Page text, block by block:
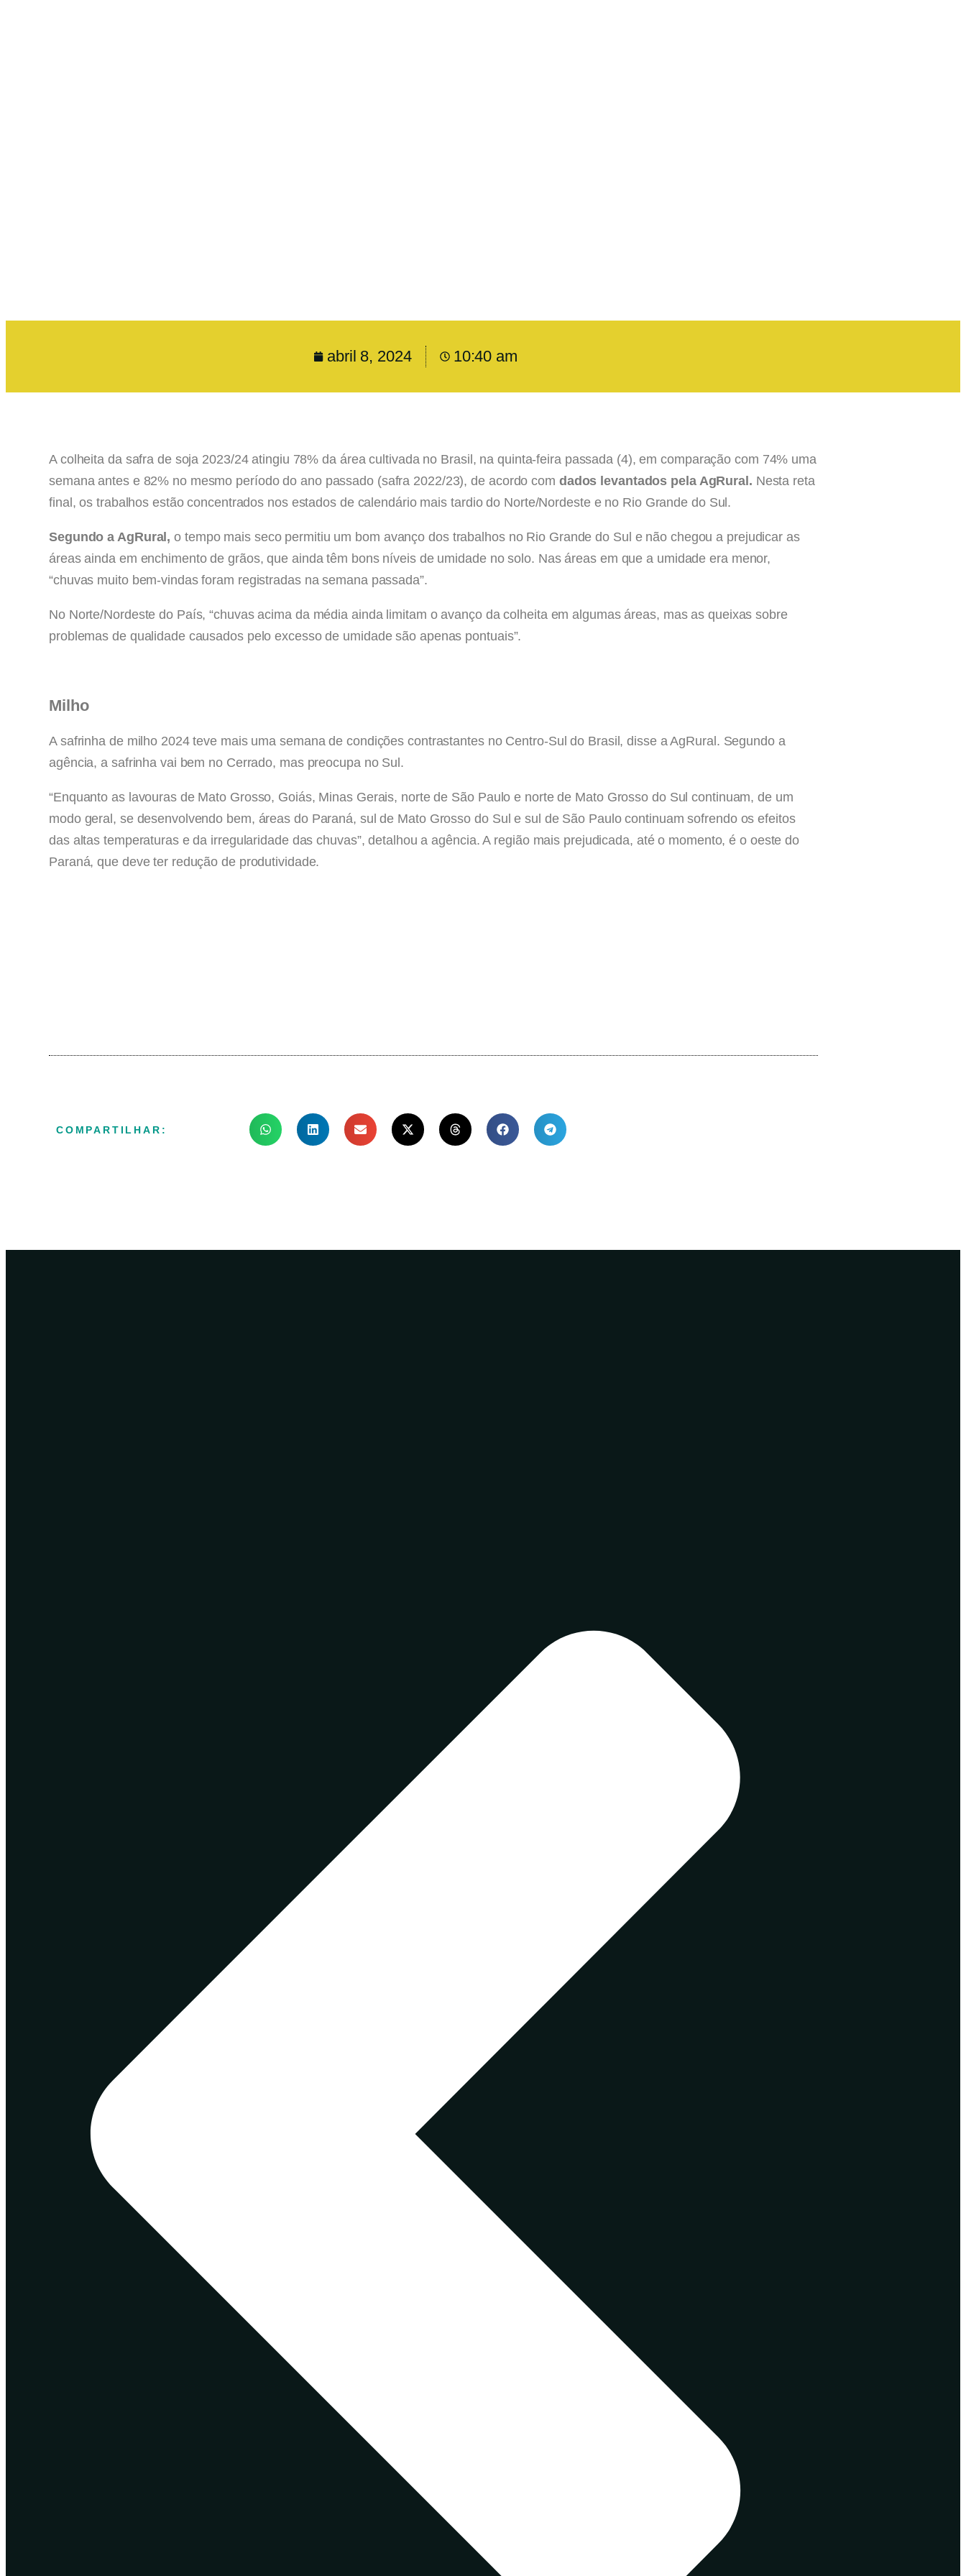
abril 8, 2024 10:40 am
A colheita da safra de soja 2023/24 atingiu 78% da área cultivada no Brasil, na quinta-feira passada (4), em comparação com 74% uma
semana antes e 82% no mesmo período do ano passado (safra 2022/23), de acordo com dados levantados pela AgRural. Nesta reta
final, os trabalhos estão concentrados nos estados de calendário mais tardio do Norte/Nordeste e no Rio Grande do Sul.
Segundo a AgRural, o tempo mais seco permitiu um bom avanço dos trabalhos no Rio Grande do Sul e não chegou a prejudicar as
áreas ainda em enchimento de grãos, que ainda têm bons níveis de umidade no solo. Nas áreas em que a umidade era menor,
“chuvas muito bem-vindas foram registradas na semana passada”.
No Norte/Nordeste do País, “chuvas acima da média ainda limitam o avanço da colheita em algumas áreas, mas as queixas sobre
problemas de qualidade causados pelo excesso de umidade são apenas pontuais”.
Milho
A safrinha de milho 2024 teve mais uma semana de condições contrastantes no Centro-Sul do Brasil, disse a AgRural. Segundo a
agência, a safrinha vai bem no Cerrado, mas preocupa no Sul.
“Enquanto as lavouras de Mato Grosso, Goiás, Minas Gerais, norte de São Paulo e norte de Mato Grosso do Sul continuam, de um
modo geral, se desenvolvendo bem, áreas do Paraná, sul de Mato Grosso do Sul e sul de São Paulo continuam sofrendo os efeitos
das altas temperaturas e da irregularidade das chuvas”, detalhou a agência. A região mais prejudicada, até o momento, é o oeste do
Paraná, que deve ter redução de produtividade.
COMPARTILHAR: